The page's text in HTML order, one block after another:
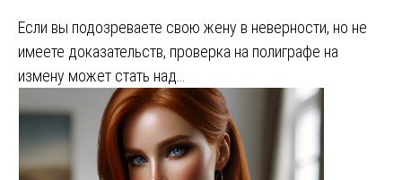
Если вы подозреваете свою жену в неверности, но не
имеете доказательств, проверка на полиграфе на
измену может стать над…